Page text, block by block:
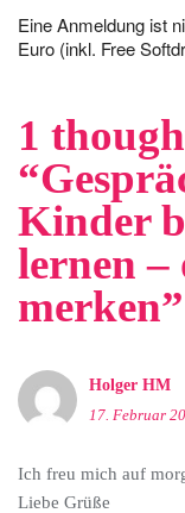
Eine Anmeldung ist
Euro (inkl. Free
1
“
Kinder
lernen –
merken”
Holger HM
17. Februar
Ich freu mich auf
Liebe Grüße